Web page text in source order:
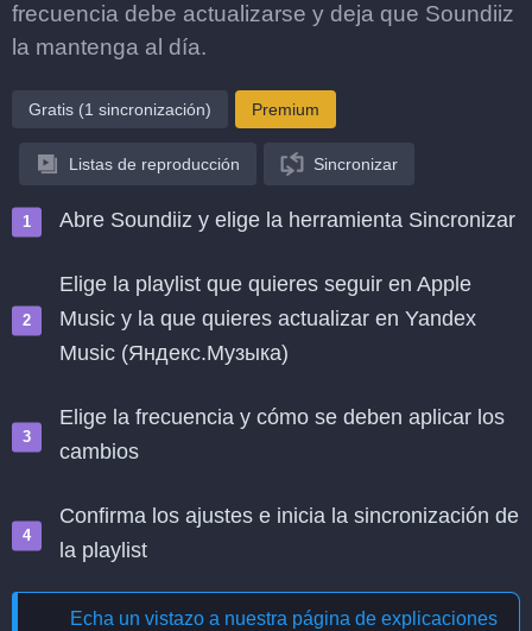
frecuencia debe actualizarse y deja que Soundiiz
la mantenga al día.
Gratis (1 sincronización) Premium
Listas de reproducción Sincronizar
Abre Soundiiz y elige la herramienta Sincronizar
Elige la playlist que quieres seguir en Apple
Music y la que quieres actualizar en Yandex
Music (Яндекс.Музыка)
Elige la frecuencia y cómo se deben aplicar los
cambios
Confirma los ajustes e inicia la sincronización de
la playlist
Echa un vistazo a nuestra página de explicaciones